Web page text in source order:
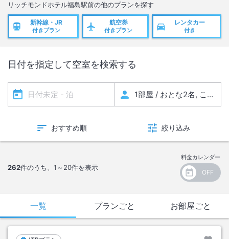
リッチモンドホテル福島駅前の他のプランを探す
新幹線・JR
付きプラン
航空券
付きプラン
レンタカー
付き
日付を指定して空室を検索する
おすすめ順 絞り込み
262件のうち、 1～20件を表示
料金カレンダー
一覧 プランごと お部屋ごと